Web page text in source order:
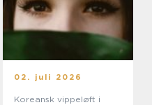
02. juli 2026
Koreansk vippeløft i